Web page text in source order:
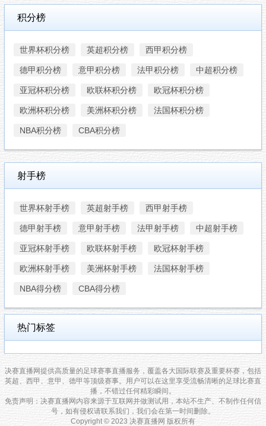
积分榜
世界杯积分榜 英超积分榜 西甲积分榜
德甲积分榜 意甲积分榜 法甲积分榜 中超积分榜
亚冠杯积分榜 欧联杯积分榜 欧冠杯积分榜
欧洲杯积分榜 美洲杯积分榜 法国杯积分榜
NBA积分榜 CBA积分榜
射手榜
世界杯射手榜 英超射手榜 西甲射手榜
德甲射手榜 意甲射手榜 法甲射手榜 中超射手榜
亚冠杯射手榜 欧联杯射手榜 欧冠杯射手榜
欧洲杯射手榜 美洲杯射手榜 法国杯射手榜
NBA得分榜 CBA得分榜
热门标签
决赛直播网提供高质量的足球赛事直播服务，覆盖各大国际联赛及重要杯赛，包括
英超、西甲、意甲、德甲等顶级赛事。用户可以在这里享受流畅清晰的足球比赛直
播，不错过任何精彩瞬间。
免责声明：决赛直播网内容来源于互联网并做测试用，本站不生产、不制作任何信
号，如有侵权请联系我们，我们会在第一时间删除。
Copyright © 2023 决赛直播网 版权所有